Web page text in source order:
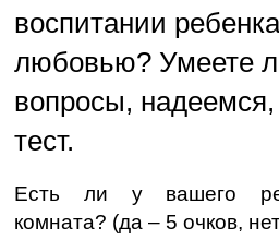
воспитании
любовью? Умеете
вопросы, надеемся,
тест.
Есть ли у вашего
комната? (да – 5 очков,